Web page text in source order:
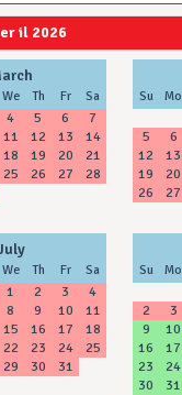
il 2026
We Th Fr Sa
4 5 6
7
11 12 13
14
18 19 20
21
25 26 27
28
Su Mo
5
6
12
13
19
20
26
27
We Th Fr Sa
1 2 3
4
8 9 10
11
15 16 17
18
22 23 24
25
29 30 31
Su Mo
2
3
9
10
16
17
23
24
30
31